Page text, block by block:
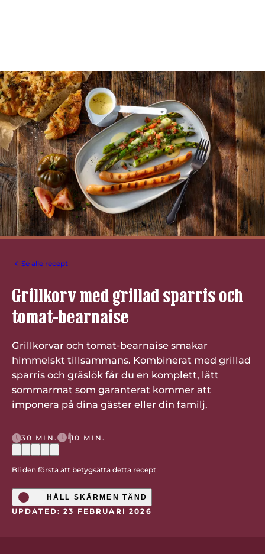
Se alle recept
Grillkorv med grillad sparris och
tomat-bearnaise
Grillkorvar och tomat-bearnaise smakar
himmelskt tillsammans. Kombinerat med grillad
sparris och gräslök får du en komplett, lätt
sommarmat som garanterat kommer att
imponera på dina gäster eller din familj.
30 MIN. 10 MIN.
Bli den första att betygsätta detta recept
HÅLL SKÄRMEN TÄND
UPDATED: 23 FEBRUARI 2026